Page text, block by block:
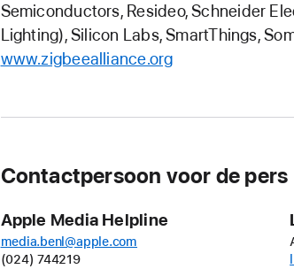
Semiconductors, Resideo, Schneider
Lighting), Silicon Labs, SmartThings,
www.zigbeealliance.org
Contactpersoon voor de pers
Apple Media Helpline
media.benl@apple.com
(024) 744219